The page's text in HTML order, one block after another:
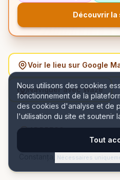
Nous utilisons des cookies
fonctionnement de la
des cookies d'analyse et de
l'utilisation du site et soutenir
Tout
Nécessaires
Découvrir la
Voir le lieu sur Google
Naviguer avec Waze
ADDRESS
Strada Eliberării nr. 2D,
Constanța, Constanța